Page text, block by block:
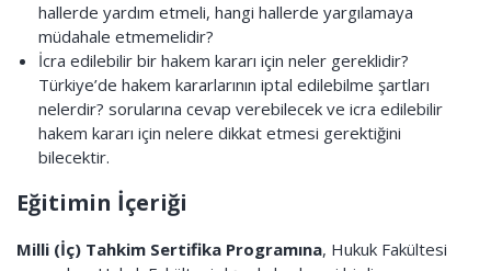
hallerde yardım etmeli, hangi hallerde yargılamaya
müdahale etmemelidir?
İcra edilebilir bir hakem kararı için neler gereklidir?
Türkiye’de hakem kararlarının iptal edilebilme şartları
nelerdir? sorularına cevap verebilecek ve icra edilebilir
hakem kararı için nelere dikkat etmesi gerektiğini
bilecektir.
Eğitimin İçeriği
Milli (İç) Tahkim Sertifika Programına, Hukuk Fakültesi